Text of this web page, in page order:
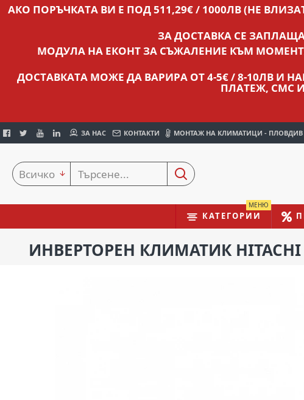
АКО ПОРЪЧКАТА ВИ Е ПОД 511,29€ / 1000ЛВ (НЕ
ЗА ДОСТАВКА СЕ
МОДУЛА НА ЕКОНТ ЗА СЪЖАЛЕНИЕ КЪМ
ДОСТАВКАТА МОЖЕ ДА ВАРИРА ОТ 4-5€ / 8-10ЛВ И
ПЛАТЕЖ, СМС
ЗА НАС КОНТАКТИ МОНТАЖ НА КЛИМАТИЦИ - ПЛОВДИВ
Всичко
КАТЕГОРИИ
МЕНЮ
ИНВЕРТОРЕН КЛИМАТИК HITACHI